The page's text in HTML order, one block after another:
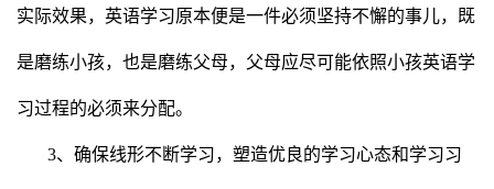
实际效果，英语学习原本便是一件必须坚持不懈的事儿，既
是磨练小孩，也是磨练父母，父母应尽可能依照小孩英语学
习过程的必须来分配。
3、确保线形不断学习，塑造优良的学习心态和学习习